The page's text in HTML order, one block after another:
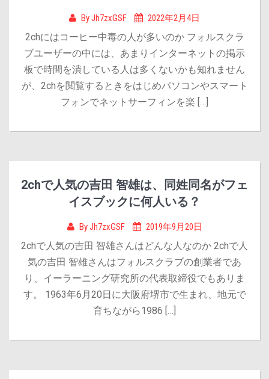
ByJh7zxGSF 2022年2月4日
2chにはコーヒー中毒の人が多いのか フォルスクラ
ブユーザーの中には、あまりインターネットの掲示
板で時間を潰している人は多くないかも知れません
が、2chを閲覧するときをはじめパソコンやスマート
フォンでネットサーフィンを楽 […]
2chで人気の吉田 智雄は、同姓同名がフェ
イスブックに何人いる？
ByJh7zxGSF 2019年9月20日
2chで人気の吉田 智雄さんはどんな人なのか 2chで人
気の吉田 智雄さんはフォルスクラブの創業者であ
り、イーラーニング研究所の代表取締役でもありま
す。 1963年6月20日に大阪府堺市で生まれ、地元で
育ちながら1986 […]